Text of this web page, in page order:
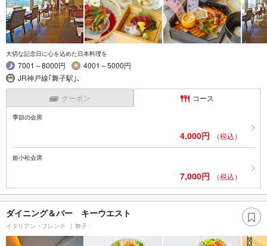
大切な記念日に心を込めた日本料理を
7001～8000円
4001～5000円
JR神戸線｢舞子駅｣､
クーポン コース
季節の会席
4,000円 （税込）
姫小松会席
7,000円 （税込）
ダイニング＆バー キーウエスト
イタリアン・フレンチ 舞子